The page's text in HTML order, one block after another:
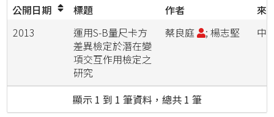
公開日期
標題 作者
來
2013
運用S-B量尺卡方
差異檢定於潛在變
項交互作用檢定之
研究
蔡良庭 ; 楊志堅 中
顯示 1 到 1 筆資料，總共 1 筆